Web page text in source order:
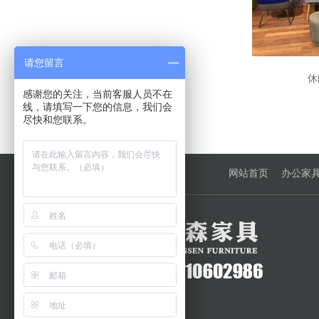
网站首页 办公家
请您留言
感谢您的关注，当前客服人员不在
线，请填写一下您的信息，我们会
尽快和您联系。